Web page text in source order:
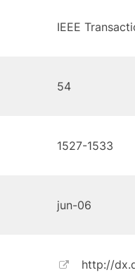
IEEE
54
1527-1533
jun-06
http://